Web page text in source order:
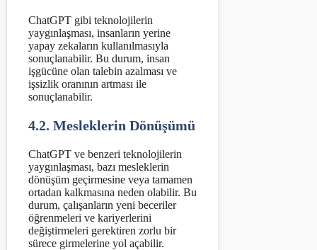
ChatGPT gibi teknolojilerin
yaygınlaşması, insanların yerine
yapay zekaların kullanılmasıyla
sonuçlanabilir. Bu durum, insan
işgücüne olan talebin azalması ve
işsizlik oranının artması ile
sonuçlanabilir.
4.2. Mesleklerin Dönüşümü
ChatGPT ve benzeri teknolojilerin
yaygınlaşması, bazı mesleklerin
dönüşüm geçirmesine veya tamamen
ortadan kalkmasına neden olabilir. Bu
durum, çalışanların yeni beceriler
öğrenmeleri ve kariyerlerini
değiştirmeleri gerektiren zorlu bir
sürece girmelerine yol açabilir.